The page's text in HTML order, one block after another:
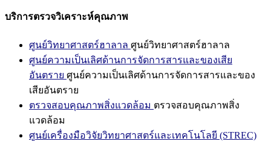
บริการตรวจวิเคราะห์คุณภาพ
ศูนย์วิทยาศาสตร์ฮาลาล ศูนย์วิทยาศาสตร์ฮาลาล
ศูนย์ความเป็นเลิศด้านการจัดการสารและของเสีย
อันตราย ศูนย์ความเป็นเลิศด้านการจัดการสารและของ
เสียอันตราย
ตรวจสอบคุณภาพสิ่งแวดล้อม ตรวจสอบคุณภาพสิ่ง
แวดล้อม
ศูนย์เครื่องมือวิจัยวิทยาศาสตร์และเทคโนโลยี (STREC)